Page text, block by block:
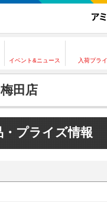
イベント&ニュース 入荷プラ
田店
・プライズ情報